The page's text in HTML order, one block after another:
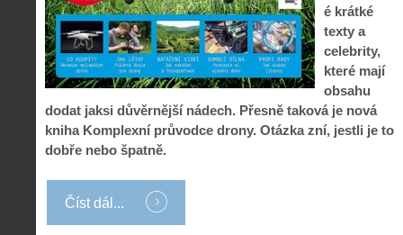
é krátké
texty a
celebrity,
které mají
obsahu
dodat jaksi důvěrnější nádech. Přesně taková je nová
kniha Komplexní průvodce drony. Otázka zní, jestli je to
dobře nebo špatně.
Číst dál...